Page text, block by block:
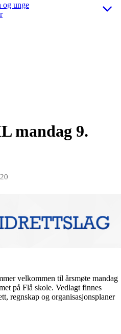
og unge
mandag 9.
velkommen til årsmøte mandag
på Flå skole. Vedlagt finnes
regnskap og organisasjonsplaner